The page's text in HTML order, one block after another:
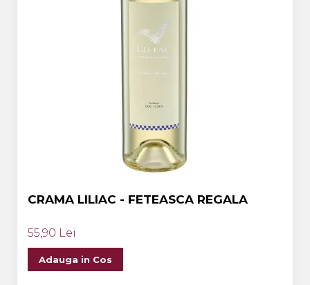
CRAMA LILIAC - FETEASCA REGALA
55,90 Lei
Adauga in Cos